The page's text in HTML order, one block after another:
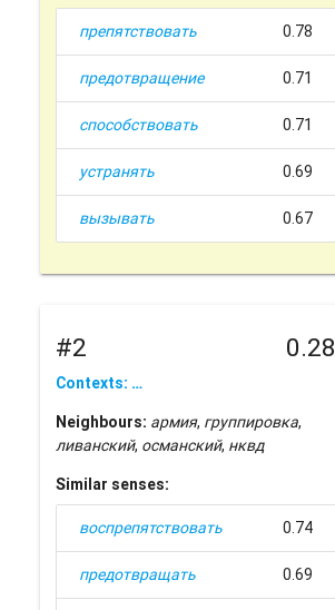
препятствовать 0.78
предотвращение 0.71
способствовать 0.71
устранять 0.69
вызывать 0.67
#2 0.28
Contexts: …
Neighbours: армия, группировка,
ливанский, османский, нквд
Similar senses:
воспрепятствовать 0.74
предотвращать 0.69